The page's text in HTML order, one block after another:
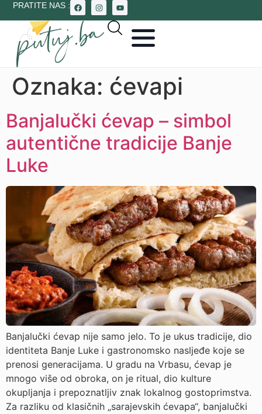
PRATITE NAS :
Oznaka: ćevapi
Banjalučki ćevap – simbol
autentične tradicije Banje
Luke
Banjalučki ćevap nije samo jelo. To je ukus tradicije, dio
identiteta Banje Luke i gastronomsko nasljeđe koje se
prenosi generacijama. U gradu na Vrbasu, ćevap je
mnogo više od obroka, on je ritual, dio kulture
okupljanja i prepoznatljiv znak lokalnog gostoprimstva.
Za razliku od klasičnih „sarajevskih ćevapa“, banjalučki